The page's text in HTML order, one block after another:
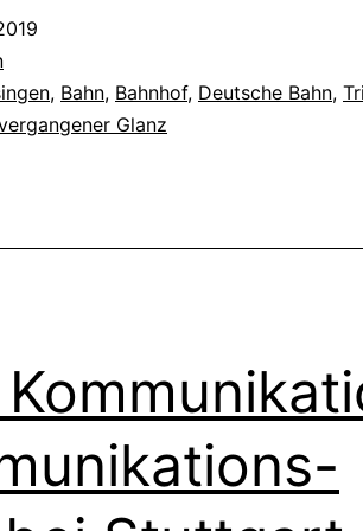
, Bahn, Bahnhof, Deutsche Bahn,
Glanz